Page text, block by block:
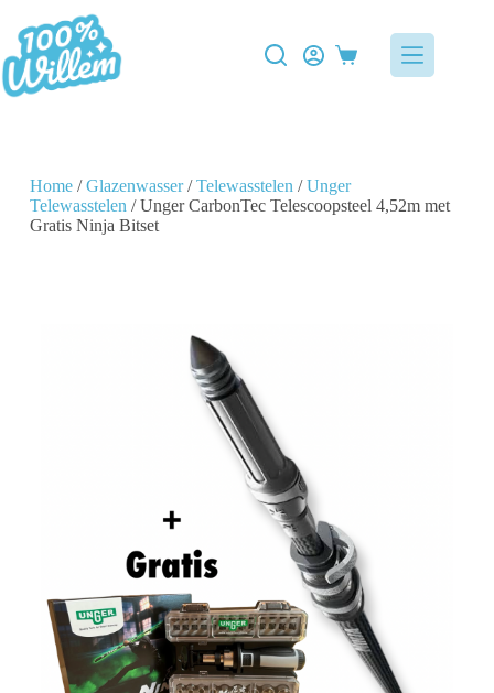
Home/Glazenwasser/Telewasstelen /Unger
Telewasstelen / Unger CarbonTec Telescoopsteel 4,52m met
Gratis Ninja Bitset